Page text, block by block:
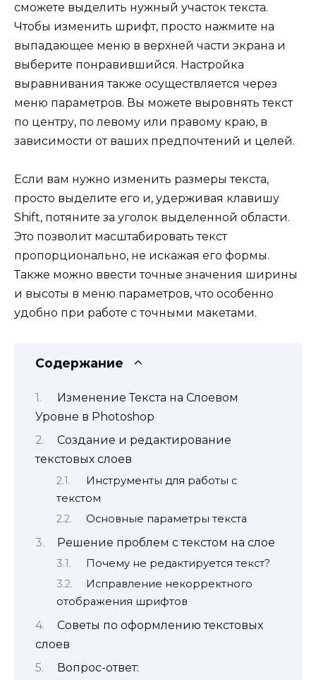
сможете выделить нужный участок текста.
Чтобы изменить шрифт, просто нажмите на
выпадающее меню в верхней части экрана и
выберите понравившийся. Настройка
выравнивания также осуществляется через
меню параметров. Вы можете выровнять текст
по центру, по левому или правому краю, в
зависимости от ваших предпочтений и целей.
Если вам нужно изменить размеры текста,
просто выделите его и, удерживая клавишу
Shift, потяните за уголок выделенной области.
Это позволит масштабировать текст
пропорционально, не искажая его формы.
Также можно ввести точные значения ширины
и высоты в меню параметров, что особенно
удобно при работе с точными макетами.
Содержание
Изменение Текста на Слоевом
Уровне в Photoshop
Создание и редактирование
текстовых слоев
Инструменты для работы с
текстом
Основные параметры текста
Решение проблем с текстом на слое
Почему не редактируется текст?
Исправление некорректного
отображения шрифтов
Советы по оформлению текстовых
слоев
Вопрос-ответ: